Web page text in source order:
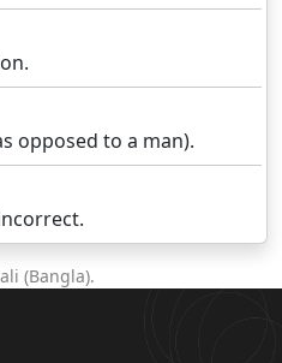
opposed to a man).
(Bangla).